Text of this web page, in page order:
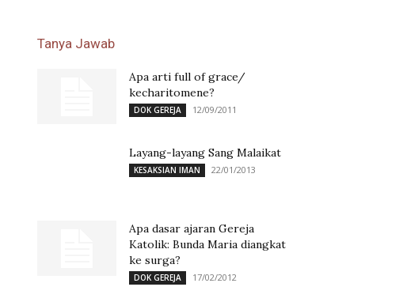
Tanya Jawab
Apa arti full of grace/
kecharitomene?
DOK GEREJA 12/09/2011
Layang-layang Sang Malaikat
KESAKSIAN IMAN 22/01/2013
Apa dasar ajaran Gereja
Katolik: Bunda Maria diangkat
ke surga?
DOK GEREJA 17/02/2012